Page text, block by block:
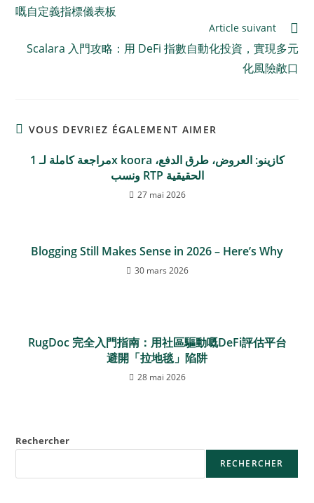
嘅自定義指標儀表板
Article suivant
Scalara 入門攻略：用 DeFi 指數自動化投資，實現多元
化風險敞口
VOUS DEVRIEZ ÉGALEMENT AIMER
مراجعة كاملة لـ 1x koora كازينو: العروض، طرق الدفع،
ونسب RTP الحقيقية
27 mai 2026
Blogging Still Makes Sense in 2026 – Here’s Why
30 mars 2026
RugDoc 完全入門指南：用社區驅動嘅DeFi評估平台
避開「拉地毯」陷阱
28 mai 2026
Rechercher
RECHERCHER